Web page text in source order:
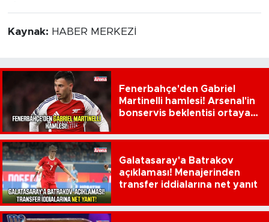
Kaynak: HABER MERKEZİ
Fenerbahçe'den Gabriel
Martinelli hamlesi! Arsenal'in
bonservis beklentisi ortaya
Galatasaray'a Batrakov
açıklaması! Menajerinden
transfer iddialarına net yanıt